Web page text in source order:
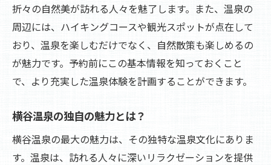
折々の自然美が訪れる人々を魅了します。また、温泉の
周辺には、ハイキングコースや観光スポットが点在して
おり、温泉を楽しむだけでなく、自然散策も楽しめるの
が魅力です。予約前にこの基本情報を知っておくこと
で、より充実した温泉体験を計画することができます。
横谷温泉の独自の魅力とは？
横谷温泉の最大の魅力は、その独特な温泉文化にありま
す。温泉は、訪れる人々に深いリラクゼーションを提供